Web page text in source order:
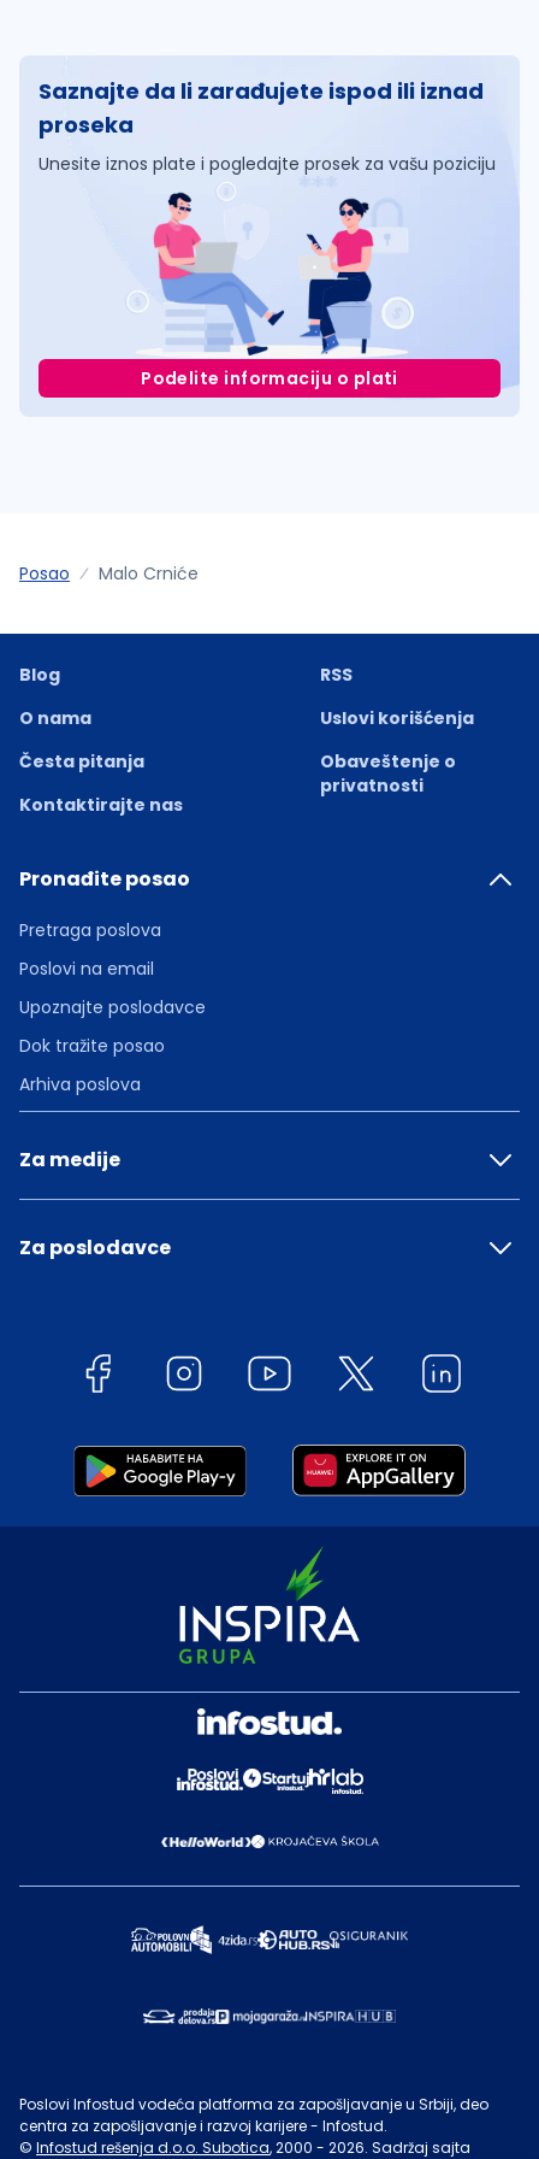
Saznajte da li zarađujete ispod ili iznad
proseka
Unesite iznos plate i pogledajte prosek za vašu poziciju
Podelite informaciju o plati
Posao Malo Crniće
Blog
O nama
Česta pitanja
Kontaktirajte nas
RSS
Uslovi korišćenja
Obaveštenje o
privatnosti
Pronađite posao
Pretraga poslova
Poslovi na email
Upoznajte poslodavce
Dok tražite posao
Arhiva poslova
Za medije
Za poslodavce
Poslovi Infostud vodeća platforma za zapošljavanje u Srbiji, deo
centra za zapošljavanje i razvoj karijere - Infostud.
© Infostud rešenja d.o.o. Subotica, 2000 - 2026. Sadržaj sajta